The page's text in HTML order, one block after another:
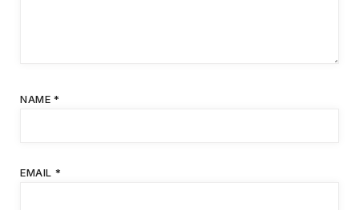
NAME *
EMAIL *